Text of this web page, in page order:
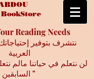
Reading Needs
العربية
السابقين "